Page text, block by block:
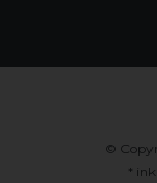
©
*